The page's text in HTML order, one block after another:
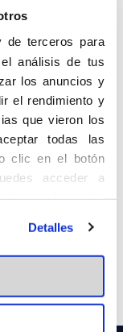
de terceros para
análisis de tus
los anuncios y
el rendimiento y
que vieron los
todas las
clic en el botón
acceder a
tus preferencias
puedes
Detalles